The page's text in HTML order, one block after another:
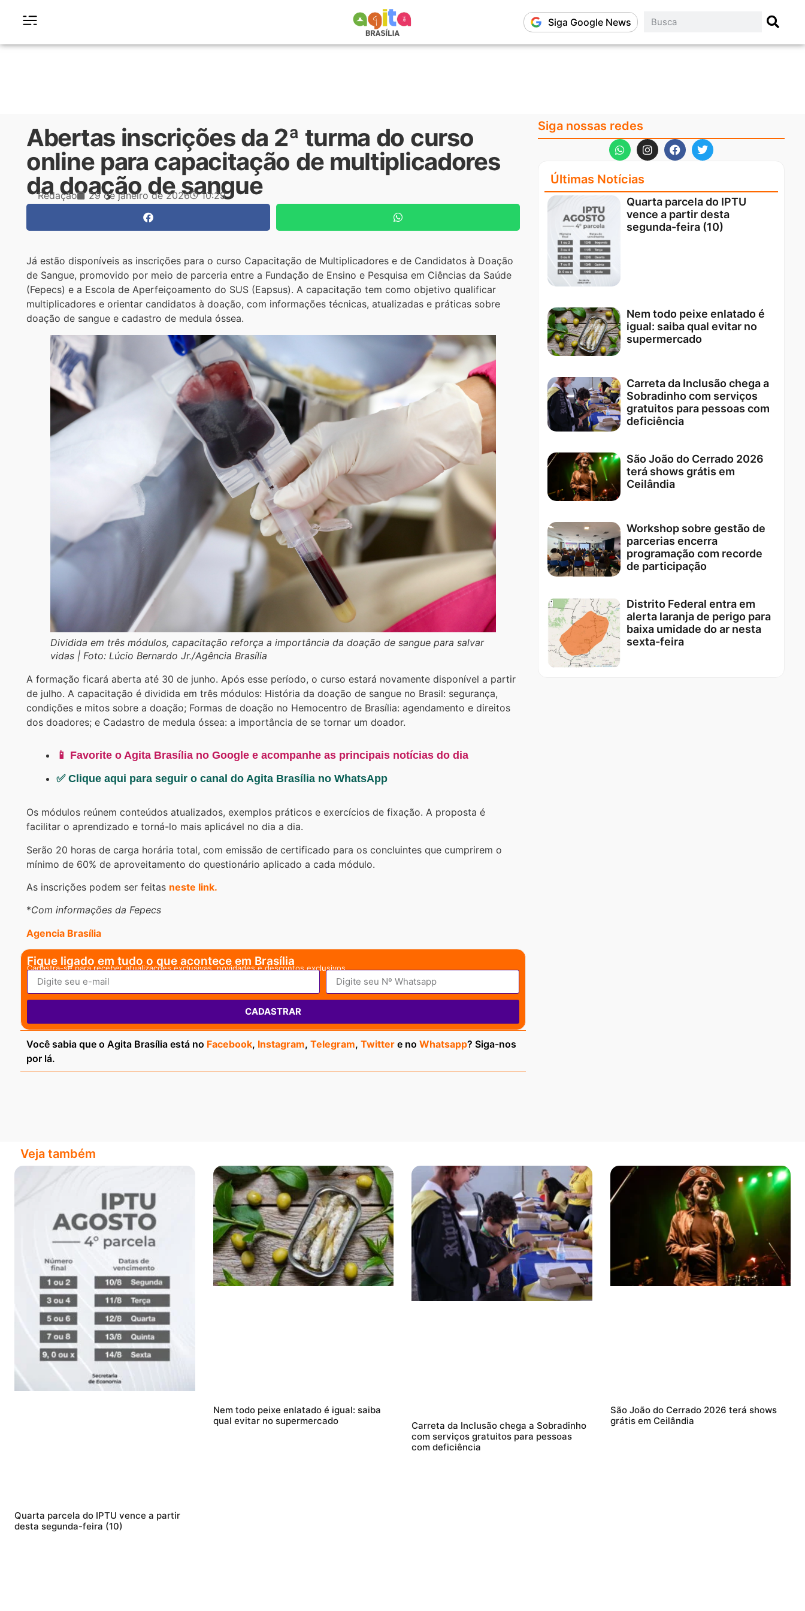
Siga Google News
Abertas inscrições da 2ª turma do curso
online para capacitação de multiplicadores
da doação de sangue
Redação 29 de janeiro de 2026 10:29
Já estão disponíveis as inscrições para o curso Capacitação de Multiplicadores e de Candidatos à Doação
de Sangue, promovido por meio de parceria entre a Fundação de Ensino e Pesquisa em Ciências da Saúde
(Fepecs) e a Escola de Aperfeiçoamento do SUS (Eapsus). A capacitação tem como objetivo qualificar
multiplicadores e orientar candidatos à doação, com informações técnicas, atualizadas e práticas sobre
doação de sangue e cadastro de medula óssea.
Dividida em três módulos, capacitação reforça a importância da doação de sangue para salvar
vidas | Foto: Lúcio Bernardo Jr./Agência Brasília
A formação ficará aberta até 30 de junho. Após esse período, o curso estará novamente disponível a partir
de julho. A capacitação é dividida em três módulos: História da doação de sangue no Brasil: segurança,
condições e mitos sobre a doação; Formas de doação no Hemocentro de Brasília: agendamento e direitos
dos doadores; e Cadastro de medula óssea: a importância de se tornar um doador.
📱 Favorite o Agita Brasília no Google e acompanhe as principais notícias do dia
✅ Clique aqui para seguir o canal do Agita Brasília no WhatsApp
Os módulos reúnem conteúdos atualizados, exemplos práticos e exercícios de fixação. A proposta é
facilitar o aprendizado e torná-lo mais aplicável no dia a dia.
Serão 20 horas de carga horária total, com emissão de certificado para os concluintes que cumprirem o
mínimo de 60% de aproveitamento do questionário aplicado a cada módulo.
As inscrições podem ser feitas neste link.
*Com informações da Fepecs
Agencia Brasília
Fique ligado em tudo o que acontece em Brasília
Cadastra-se para receber atualizações exclusivas, novidades e descontos exclusivos.
CADASTRAR
Você sabia que o Agita Brasília está no Facebook, Instagram, Telegram, Twitter e no Whatsapp? Siga-nos
por lá.
Siga nossas redes
Últimas Notícias
Quarta parcela do IPTU
vence a partir desta
segunda-feira (10)
Nem todo peixe enlatado é
igual: saiba qual evitar no
supermercado
Carreta da Inclusão chega a
Sobradinho com serviços
gratuitos para pessoas com
deficiência
São João do Cerrado 2026
terá shows grátis em
Ceilândia
Workshop sobre gestão de
parcerias encerra
programação com recorde
de participação
Distrito Federal entra em
alerta laranja de perigo para
baixa umidade do ar nesta
sexta-feira
Veja também
Quarta parcela do IPTU vence a partir
desta segunda-feira (10)
Nem todo peixe enlatado é igual: saiba
qual evitar no supermercado
Carreta da Inclusão chega a Sobradinho
com serviços gratuitos para pessoas
com deficiência
São João do Cerrado 2026 terá shows
grátis em Ceilândia